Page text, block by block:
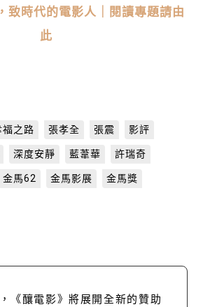
致時代的電影人｜閱讀專題請由
此
福之路 張孝全 張震 影評
深度安靜 藍葦華 許瑞奇
金馬62 金馬影展 金馬獎
《釀電影》將展開全新的贊助